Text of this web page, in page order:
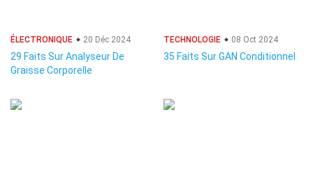
ÉLECTRONIQUE 20 Déc 2024
29 Faits Sur Analyseur De
Graisse Corporelle
TECHNOLOGIE 08 Oct 2024
35 Faits Sur GAN Conditionnel